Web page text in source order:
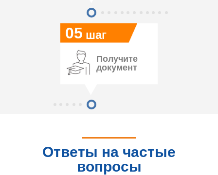
05 шаг
Получите
документ
Ответы на частые
вопросы